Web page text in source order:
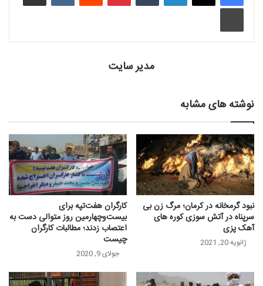
چاپ
مدیر سایت
نوشته های مشابه
نبود گرمخانه در کرمان؛ مرگ زن بی
سرپناه در آتش سوزی کوره های
آهک پزی
ژانویه 20, 2021
کارگران هفت‌تپه برای
بیست‌وچهارمین روز متوالی دست به
اعتصاب زدند؛ مطالبات کارگران
چیست
جولای 9, 2020